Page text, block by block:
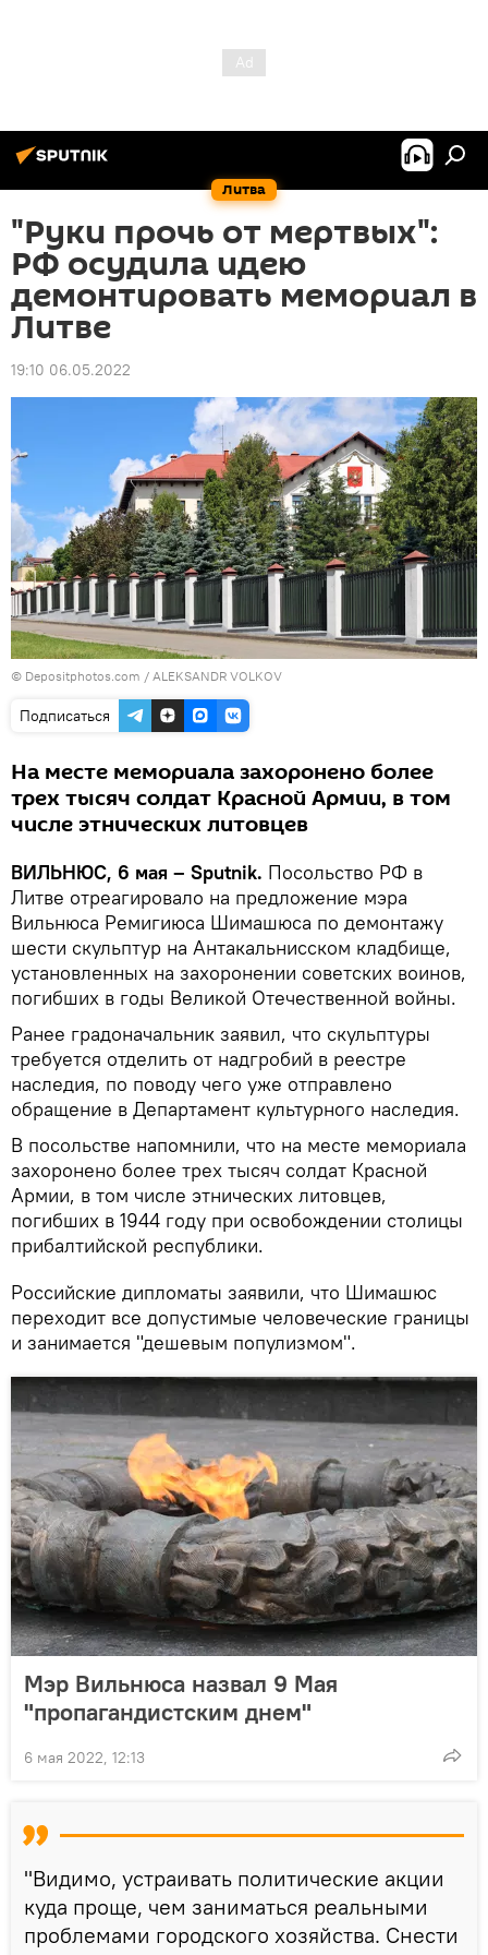
Литва
"Руки прочь от мертвых":
РФ осудила идею
демонтировать мемориал в
Литве
19:10 06.05.2022
© Depositphotos.com / ALEKSANDR VOLKOV
Подписаться
На месте мемориала захоронено более
трех тысяч солдат Красной Армии, в том
числе этнических литовцев
ВИЛЬНЮС, 6 мая – Sputnik. Посольство РФ в
Литве отреагировало на предложение мэра
Вильнюса Ремигиюса Шимашюса по демонтажу
шести скульптур на Антакальнисском кладбище,
установленных на захоронении советских воинов,
погибших в годы Великой Отечественной войны.
Ранее градоначальник заявил, что скульптуры
требуется отделить от надгробий в реестре
наследия, по поводу чего уже отправлено
обращение в Департамент культурного наследия.
В посольстве напомнили, что на месте мемориала
захоронено более трех тысяч солдат Красной
Армии, в том числе этнических литовцев,
погибших в 1944 году при освобождении столицы
прибалтийской республики.
Российские дипломаты заявили, что Шимашюс
переходит все допустимые человеческие границы
и занимается "дешевым популизмом".
Мэр Вильнюса назвал 9 Мая
"пропагандистским днем"
6 мая 2022, 12:13
"Видимо, устраивать политические акции
куда проще, чем заниматься реальными
проблемами городского хозяйства. Снести